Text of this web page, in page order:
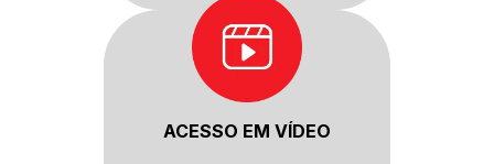
ACESSO EM VÍDEO